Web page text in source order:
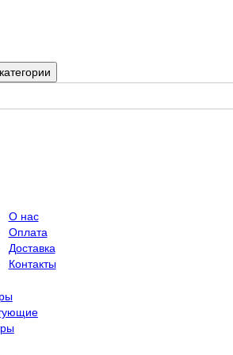
О нас
Оплата
Доставка
Контакты